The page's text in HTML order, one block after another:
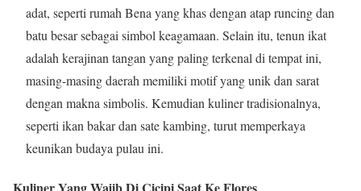
adat, seperti rumah Bena yang khas dengan atap runcing dan
batu besar sebagai simbol keagamaan. Selain itu, tenun ikat
adalah kerajinan tangan yang paling terkenal di tempat ini,
masing-masing daerah memiliki motif yang unik dan sarat
dengan makna simbolis. Kemudian kuliner tradisionalnya,
seperti ikan bakar dan sate kambing, turut memperkaya
keunikan budaya pulau ini.